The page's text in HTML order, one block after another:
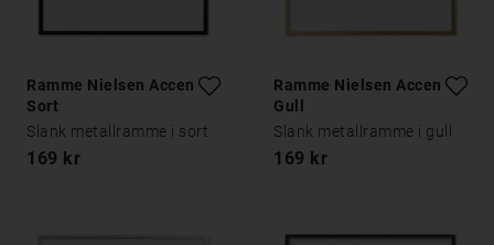
Ramme Nielsen Accent
Sort
Slank metallramme i sort
169 kr
Ramme Nielsen Accent
Gull
Slank metallramme i gull
169 kr